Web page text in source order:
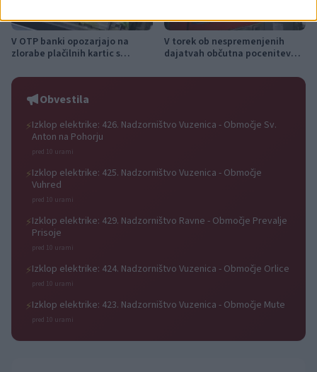
V OTP banki opozarjajo na
zlorabe plačilnih kartic s
V torek ob nespremenjenih
dajatvah občutna pocenitev
Obvestila
⚡Izklop elektrike: 426. Nadzorništvo Vuzenica - Območje Sv.
Anton na Pohorju
pred 10 urami
⚡Izklop elektrike: 425. Nadzorništvo Vuzenica - Območje
Vuhred
pred 10 urami
⚡Izklop elektrike: 429. Nadzorništvo Ravne - Območje Prevalje
Prisoje
pred 10 urami
⚡Izklop elektrike: 424. Nadzorništvo Vuzenica - Območje Orlice
pred 10 urami
⚡Izklop elektrike: 423. Nadzorništvo Vuzenica - Območje Mute
pred 10 urami